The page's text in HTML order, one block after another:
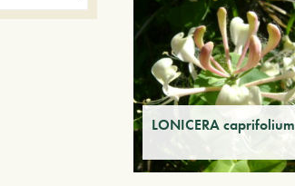
LONICERA caprifolium